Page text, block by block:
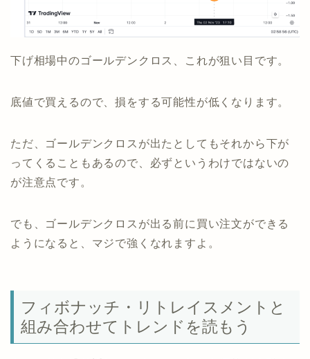
下げ相場中のゴールデンクロス、これが狙い目です。
底値で買えるので、損をする可能性が低くなります。
ただ、ゴールデンクロスが出たとしてもそれから下が
ってくることもあるので、必ずというわけではないの
が注意点です。
でも、ゴールデンクロスが出る前に買い注文ができる
ようになると、マジで強くなれますよ。
フィボナッチ・リトレイスメントと
組み合わせてトレンドを読もう